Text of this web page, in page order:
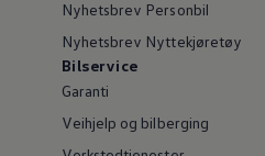
Nyhetsbrev Personbil
Nyhetsbrev Nyttekjøretøy
Bilservice
Garanti
Veihjelp og bilberging